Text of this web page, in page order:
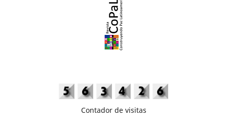
Contador de visitas